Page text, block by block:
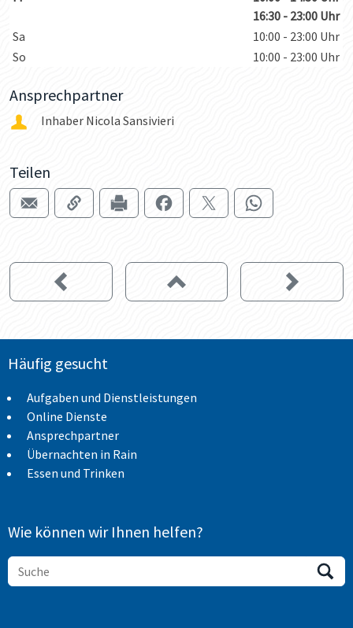
16:30 - 23:00 Uhr
Sa
10:00 - 23:00 Uhr
So
10:00 - 23:00 Uhr
Ansprechpartner
Inhaber Nicola Sansivieri
Teilen
Häufig gesucht
Aufgaben und Dienstleistungen
Online Dienste
Ansprechpartner
Übernachten in Rain
Essen und Trinken
Wie können wir Ihnen helfen?